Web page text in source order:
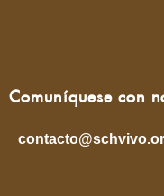
Comuníquese con